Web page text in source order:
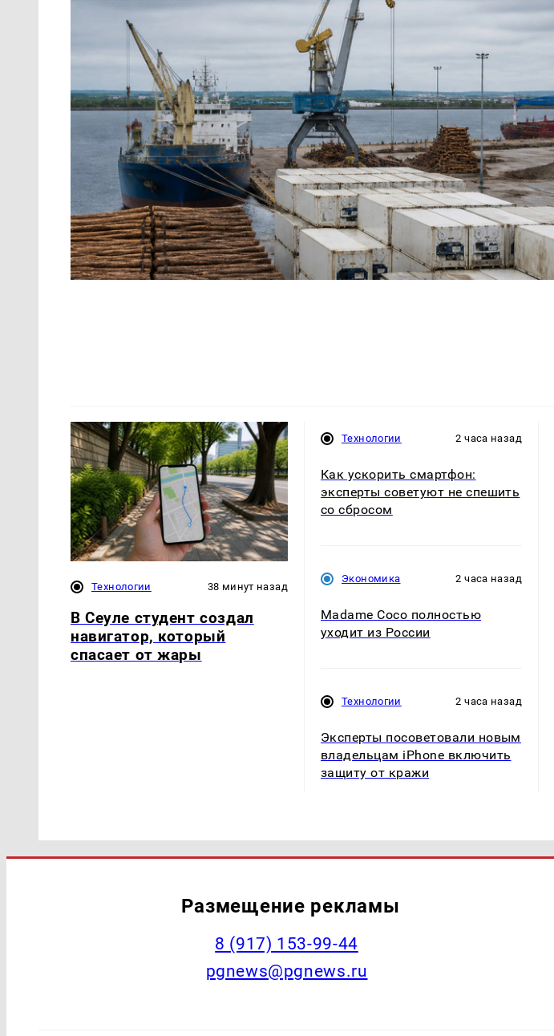
Технологии 38 минут назад
В Сеуле студент создал
навигатор, который
спасает от жары
Технологии 2 часа назад
Как ускорить смартфон:
эксперты советуют не спешить
со сбросом
Экономика 2 часа назад
Madame Coco полностью
уходит из России
Технологии 2 часа назад
Эксперты посоветовали новым
владельцам iPhone включить
защиту от кражи
Размещение рекламы
‭8 (917) 153-99-44
pgnews@pgnews.ru